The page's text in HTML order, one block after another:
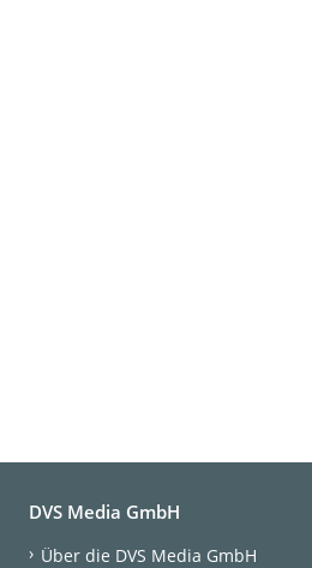
DVS Media GmbH
Über die DVS Media GmbH